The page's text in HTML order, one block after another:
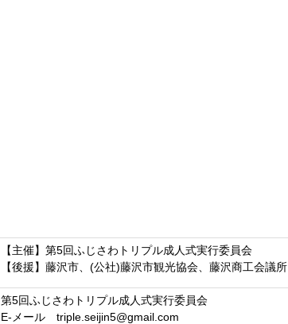
【主催】第5回ふじさわトリプル成人式実行委員会
【後援】藤沢市、(公社)藤沢市観光協会、藤沢商工会議所
第5回ふじさわトリプル成人式実行委員会
E-メール triple.seijin5@gmail.com